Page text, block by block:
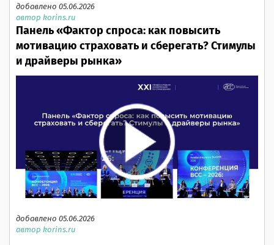
добавлено 05.06.2026
автор korins.ru
Панель «Фактор спроса: как повысить
мотивацию страховать и сберегать? Стимулы
и драйверы рынка»
добавлено 05.06.2026
автор korins.ru